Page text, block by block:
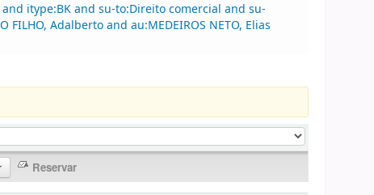
itype:BK and su-to:Direito comercial and su-
Adalberto and au:MEDEIROS NETO, Elias